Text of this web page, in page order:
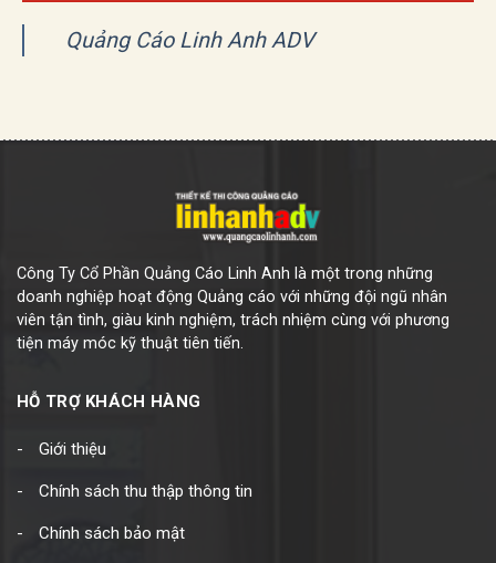
Quảng Cáo Linh Anh ADV
Công Ty Cổ Phần Quảng Cáo Linh Anh là một trong những
doanh nghiệp hoạt động Quảng cáo với những đội ngũ nhân
viên tận tình, giàu kinh nghiệm, trách nhiệm cùng với phương
tiện máy móc kỹ thuật tiên tiến.
HỖ TRỢ KHÁCH HÀNG
Giới thiệu
Chính sách thu thập thông tin
Chính sách bảo mật